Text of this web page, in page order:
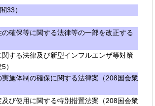
33）
確保等に関する法律等の一部を改正する
する法律及び新型インフルエンザ等対策
）
施体制の確保に関する法律案（208国会衆
び使用に関する特別措置法案（208国会衆